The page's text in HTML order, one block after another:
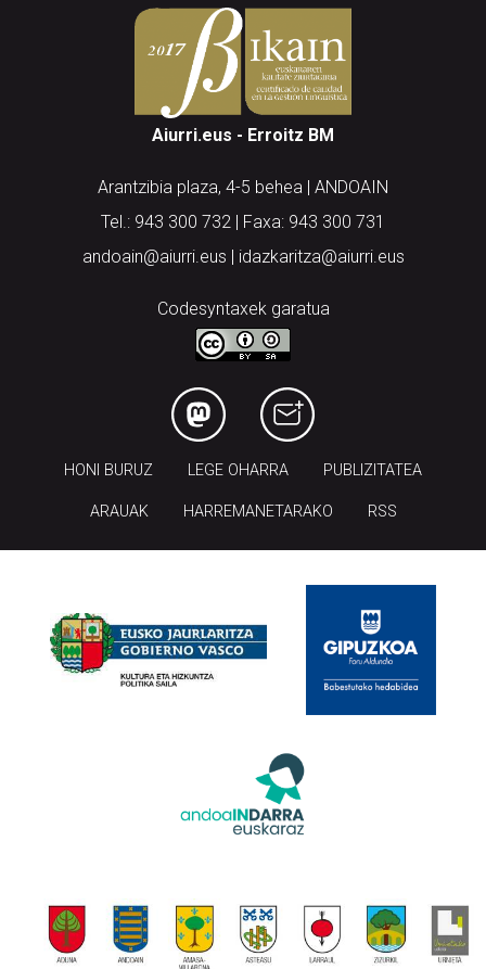
Aiurri.eus - Erroitz BM
Arantzibia plaza, 4-5 behea | ANDOAIN
Tel.: 943 300 732 | Faxa: 943 300 731
andoain@aiurri.eus | idazkaritza@aiurri.eus
Codesyntaxek garatua
HONI BURUZ LEGE OHARRA PUBLIZITATEA
ARAUAK HARREMANETARAKO RSS